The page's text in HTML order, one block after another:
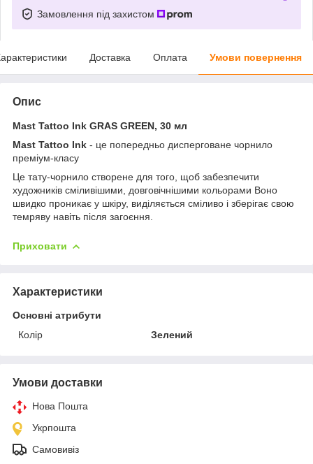
Замовлення під захистом
Доставка Оплата Умови повернення
Опис
Mast Tattoo Ink GRAS GREEN, 30 мл
Mast Tattoo Ink - це попередньо дисперговане чорнило
преміум-класу
Це тату-чорнило створене для того, щоб забезпечити
художників сміливішими, довговічнішими кольорами Воно
швидко проникає у шкіру, виділяється сміливо і зберігає свою
темряву навіть після загоєння.
Приховати
Характеристики
Основні атрибути
Колір
Зелений
Умови доставки
Нова Пошта
Укрпошта
Самовивіз